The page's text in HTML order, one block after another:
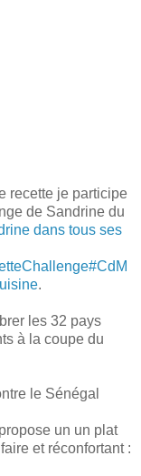
recette je participe
de Sandrine du
dans tous ses
.
les 32 pays
à la coupe du
le Sénégal
un un plat
et réconfortant :